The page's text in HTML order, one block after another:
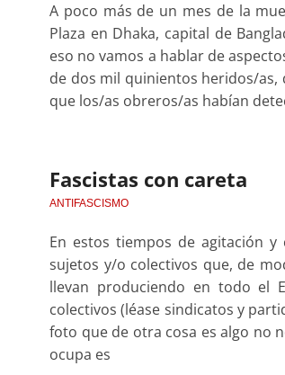
A poco más de un mes de la
Plaza en Dhaka, capital de
eso no vamos a hablar de
de dos mil quinientos heridos/
que los/as obreros/as habían
Fascistas con careta
ANTIFASCISMO
En estos tiempos de agitación
sujetos y/o colectivos que, de
llevan produciendo en todo el
colectivos (léase sindicatos y
foto que de otra cosa es algo no
ocupa es